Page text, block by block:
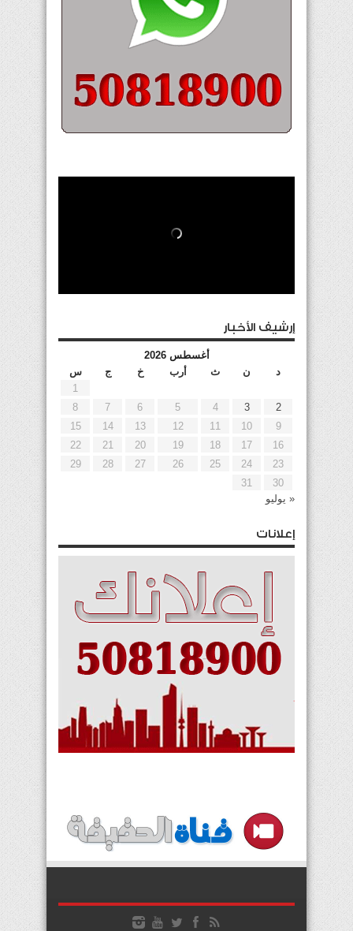
إرشيف الأخبار
أغسطس 2026
د
ن ث أرب خ ج
س
1
2
3
4
5
6
7
8
9
10
11
12
13
14
15
16
17
18
19
20
21
22
23
24
25
26
27
28
29
30
31
« يوليو
إعلانات